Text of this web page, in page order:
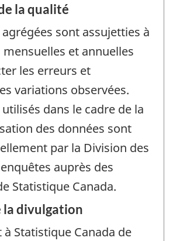
la qualité
sont assujetties à
mensuelles et annuelles
les erreurs et
variations observées.
dans le cadre de la
des données sont
par la Division des
auprès des
Statistique Canada.
la divulgation
Statistique Canada de